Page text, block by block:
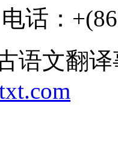
电话：
语文翻